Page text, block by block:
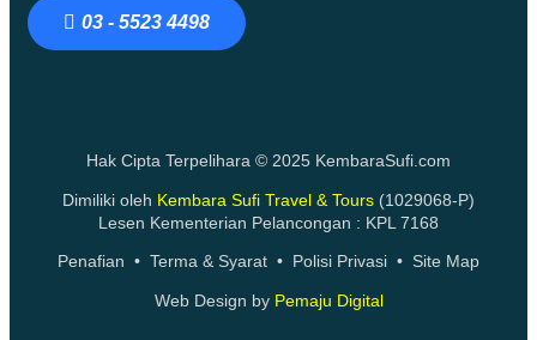
03 - 5523 4498
Hak Cipta Terpelihara © 2025 KembaraSufi.com
Dimiliki oleh Kembara Sufi Travel & Tours (1029068-P)
Lesen Kementerian Pelancongan : KPL 7168
Penafian • Terma & Syarat • Polisi Privasi • Site Map
Web Design by Pemaju Digital